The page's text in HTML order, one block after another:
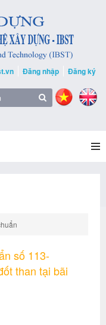
Đăng nhập Đăng ký
số 113-
than tại bãi